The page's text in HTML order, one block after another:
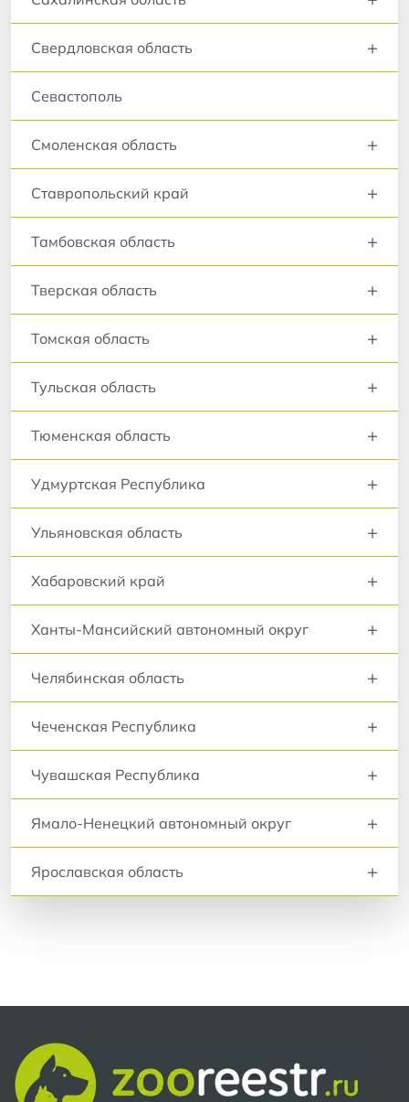
Свердловская область +
Севастополь
Смоленская область +
Ставропольский край +
Тамбовская область +
Тверская область +
Томская область +
Тульская область +
Тюменская область +
Удмуртская Республика +
Ульяновская область +
Хабаровский край +
Ханты-Мансийский автономный округ +
Челябинская область +
Чеченская Республика +
Чувашская Республика +
Ямало-Ненецкий автономный округ +
Ярославская область +